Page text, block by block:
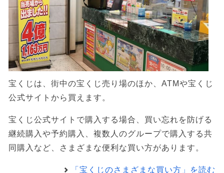
宝くじは、街中の宝くじ売り場のほか、ATMや宝くじ
公式サイトから買えます。
宝くじ公式サイトで購入する場合、買い忘れを防げる
継続購入や予約購入、複数人のグループで購入する共
同購入など、さまざまな便利な買い方があります。
「宝くじのさまざまな買い方」を読む